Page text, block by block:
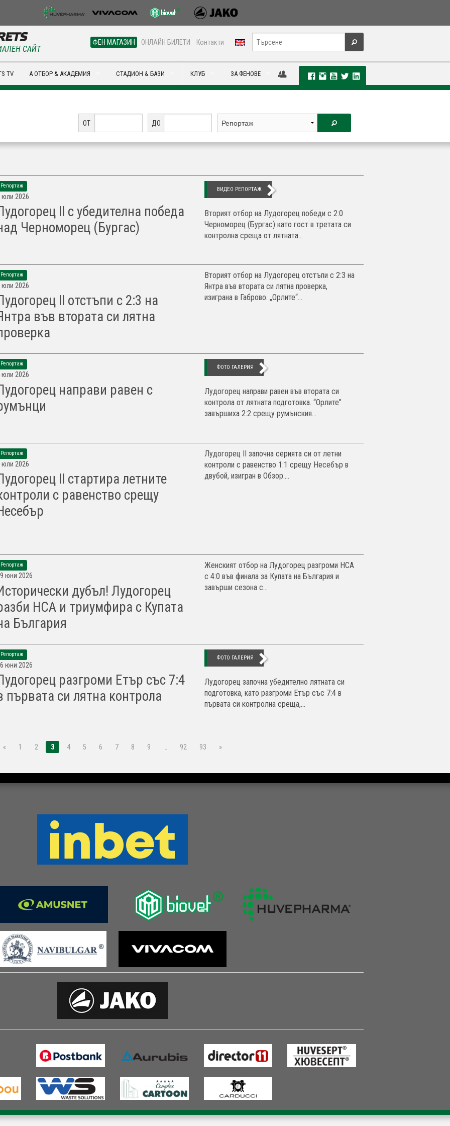
ФЕН МАГАЗИН ОНЛАЙН БИЛЕТИ Контакти
САЙТ
TV А ОТБОР & АКАДЕМИЯ СТАДИОН & БАЗИ КЛУБ ЗА ФЕНОВЕ
ОТ ДО
Репортаж
юли 2026
II с убедителна победа
Черноморец (Бургас)
ВИДЕО РЕПОРТАЖ
Вторият отбор на Лудогорец победи с 2:0
Черноморец (Бургас) като гост в третата си
контролна среща от лятната...
Репортаж
юли 2026
II отстъпи с 2:3 на
във втората си лятна
Вторият отбор на Лудогорец отстъпи с 2:3 на
Янтра във втората си лятна проверка,
изиграна в Габрово. „Орлите“...
Репортаж
юли 2026
направи равен с
ФОТО ГАЛЕРИЯ
Лудогорец направи равен във втората си
контрола от лятната подготовка. “Орлите”
завършиха 2:2 срещу румънския...
Репортаж
юли 2026
II стартира летните
с равенство срещу
Лудогорец II започна серията си от летни
контроли с равенство 1:1 срещу Несебър в
двубой, изигран в Обзор....
Репортаж
юни 2026
дубъл! Лудогорец
НСА и триумфира с Купата
България
Женският отбор на Лудогорец разгроми НСА
с 4:0 във финала за Купата на България и
завърши сезона с...
Репортаж
юни 2026
разгроми Етър със 7:4
първата си лятна контрола
ФОТО ГАЛЕРИЯ
Лудогорец започна убедително лятната си
подготовка, като разгроми Етър със 7:4 в
първата си контролна среща,...
« 1 2 3 4 5 6 7 8 9 … 92 93 »